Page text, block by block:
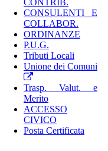
CONTRIB.
CONSULENTI E
COLLABOR.
ORDINANZE
P.U.G.
Tributi Locali
Unione dei Comuni
Trasp. Valut. e
Merito
ACCESSO
CIVICO
Posta Certificata